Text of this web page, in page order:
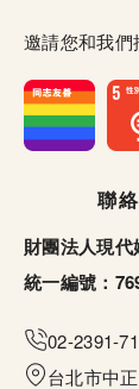
邀請您和我們
聯
財團法人現
統一編號：
02-2391-
台北市中